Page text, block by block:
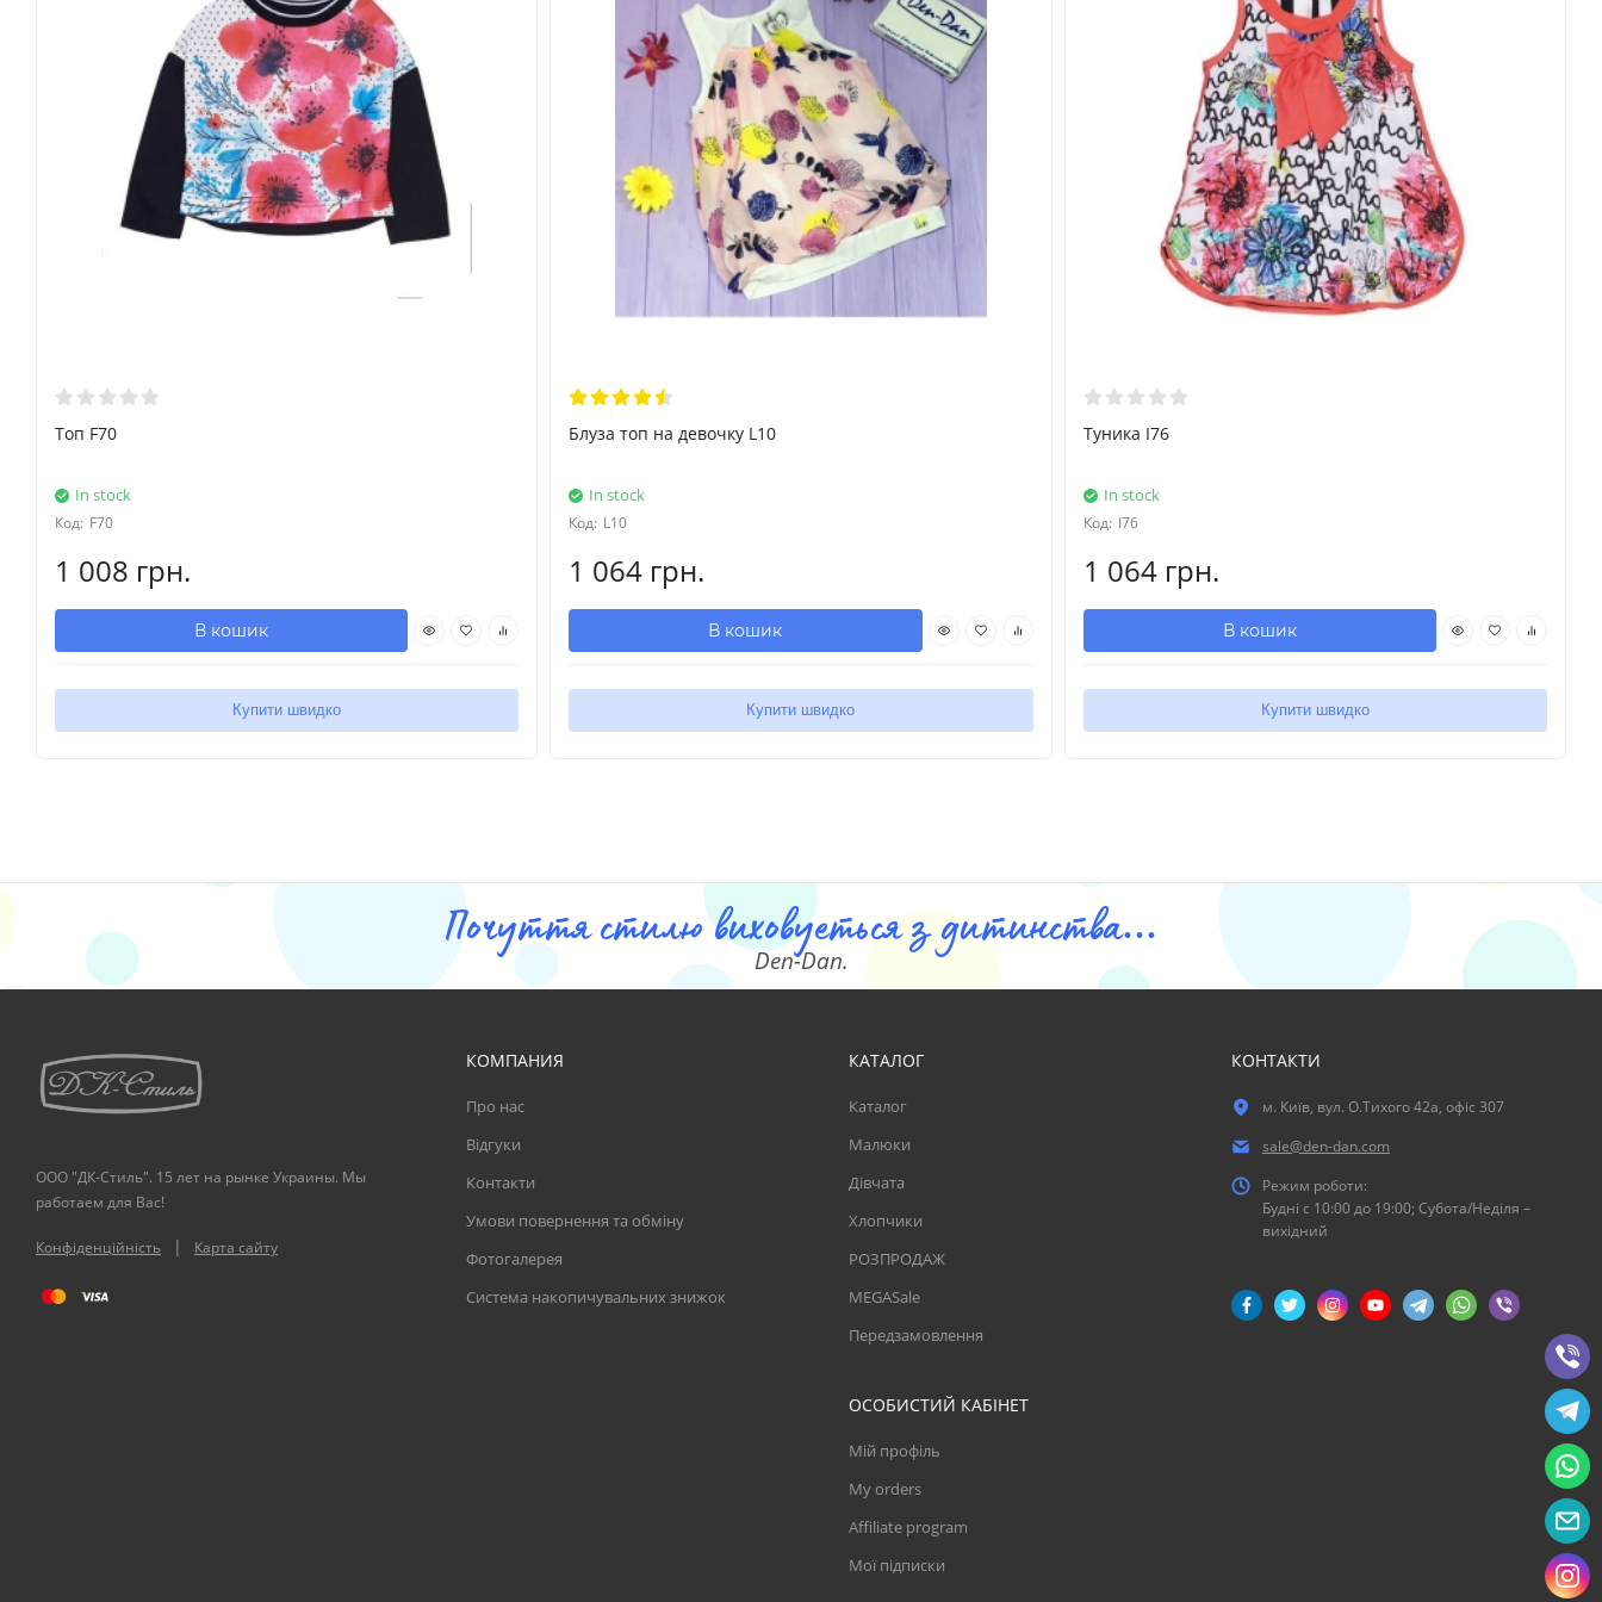
Топ F70
In stock
Код: F70
1 008 грн.
В кошик
Купити швидко
Блуза топ на девочку L10
In stock
Код: L10
1 064 грн.
В кошик
Купити швидко
Туника I76
In stock
Код: I76
1 064 грн.
В кошик
Купити швидко
Почуття стилю виховуеться з дитинства...
Den-Dan.
ООО "ДК-Стиль". 15 лет на рынке Украины. Мы
работаем для Вас!
Конфіденційність | Карта сайту
КОМПАНИЯ
Про нас
Відгуки
Контакти
Умови повернення та обміну
Фотогалерея
Система накопичувальних знижок
КАТАЛОГ
Каталог
Малюки
Дівчата
Хлопчики
РОЗПРОДАЖ
MEGASale
Передзамовлення
ОСОБИСТИЙ КАБІНЕТ
Мій профіль
My orders
Affiliate program
Мої підписки
КОНТАКТИ
м. Київ, вул. О.Тихого 42а, офіс 307
sale@den-dan.com
Режим роботи:
Будні c 10:00 до 19:00; Субота/Неділя –
вихідний